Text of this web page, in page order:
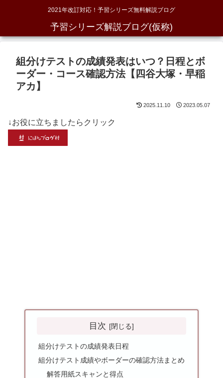
2021年改訂対応！予習シリーズ無料解説ブログ
予習シリーズ解説ブログ(仮称)
組分けテストの成績発表はいつ？日程とボ
ーダー・コース確認方法【四谷大塚・早稲
アカ】
2025.11.10 2023.05.07
↓お役に立ちましたらクリック
目次
組分けテストの成績発表日程
組分けテスト成績やボーダーの確認方法まとめ
解答用紙スキャンと得点